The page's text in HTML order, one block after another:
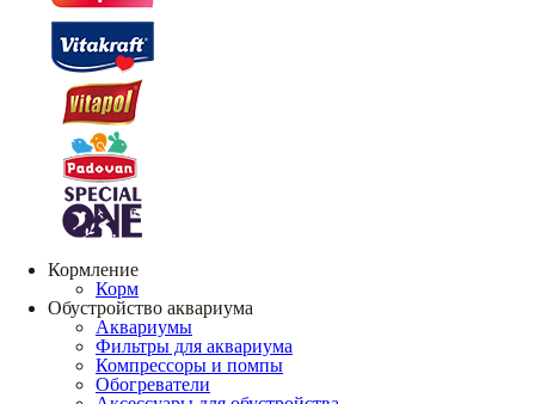
Кормление
Корм
Обустройство аквариума
Аквариумы
Фильтры для аквариума
Компрессоры и помпы
Обогреватели